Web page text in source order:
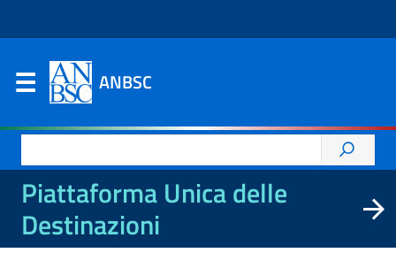
ANBSC
per:
Piattaforma Unica delle
Destinazioni